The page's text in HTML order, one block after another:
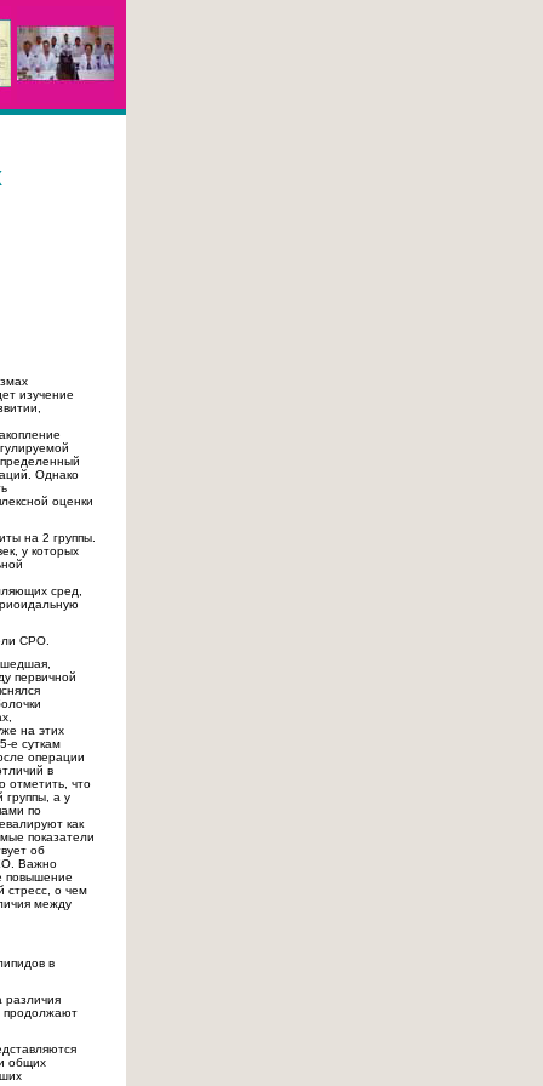
изучение
Однако
оценки
на 2 группы.
у которых
сред,
СРО.
первичной
на этих
е суткам
операции
в
отметить, что
группы, а у
по
как
показатели
об
Важно
повышение
стресс, о чем
между
в
различия
продолжают
общих